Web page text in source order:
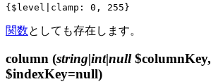
関数としても存在します。
column (string|int|null$columnKey,
$indexKey=null)